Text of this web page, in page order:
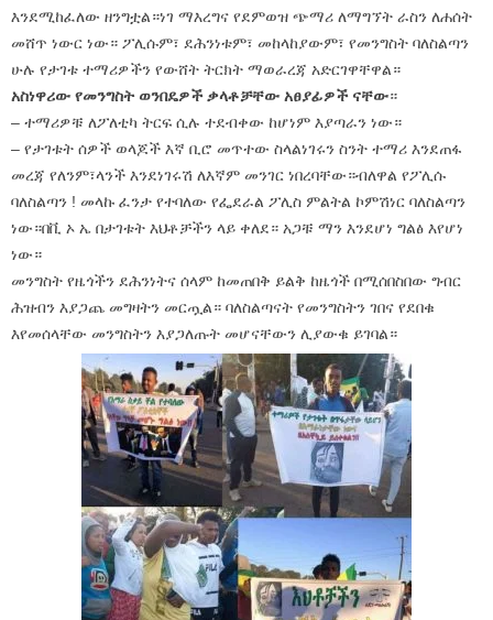
እንደሚከፈለው ዘንግቷል።ነገ ማእረግና የደምወዝ ጭማሪ ለማግኘት ራስን ለሐሰት
መሸጥ ነውር ነው። ፖሊሱም፣ ደሕንነቱም፣ መከላከያውም፣ የመንግስት ባለስልጣን
ሁሉ የታገቱ ተማሪዎችን የውሸት ትርክት ማወራረጃ አድርገዋቸዋል።
አስነዋሪው የመንግስት ወንበዴዎች ቃላቶቻቸው አፀያፊዎች ናቸው።
– ተማሪዎቹ ለፖለቲካ ትርፍ ሲሉ ተደብቀው ከሆነም እያጣራን ነው።
– የታገቱት ሰዎች ወላጆች እኛ ቢሮ መጥተው ስላልነገሩን ስንት ተማሪ እንደጠፋ
መረጃ የለንም፣ላንች እንደነገሩሽ ለእኛም መንገር ነበረባቸው።ብለዋል የፖሊሱ
ባለስልጣን ! መላኩ ፈንታ የተባለው የፌደራል ፖሊስ ምልትል ኮምሽነር ባለስልጣን
ነው።በቪ ኦ ኤ በታገቱት እህቶቻችን ላይ ቀለደ። አጋቹ ማን እንደሆነ ግልፅ እየሆነ
ነው።
መንግስት የዜጎችን ደሕንነትና ሰላም ከመጠበቅ ይልቅ ከዜጎች በሚሰበስበው ግብር
ሕዝብን እያጋጨ መግዛትን መርጧል። ባለስልጣናት የመንግስትን ገበና የደበቁ
እየመሰላቸው መንግስትን እያጋለጡት መሆናቸውን ሊያውቁ ይገባል።